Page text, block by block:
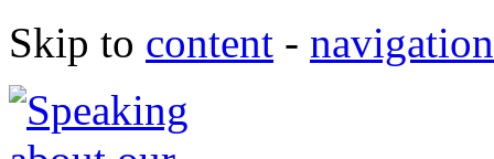
Skip to content - navigation